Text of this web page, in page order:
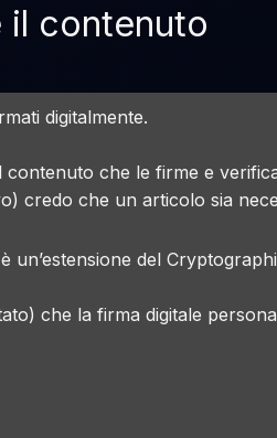
il contenuto
digitalmente.
contenuto che le firme e
credo che un articolo sia
un’estensione del
che la firma digitale